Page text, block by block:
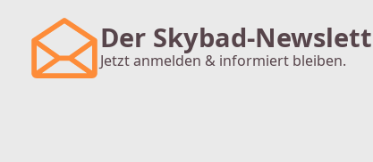
Der Skybad-
Jetzt anmelden & informiert bleiben.